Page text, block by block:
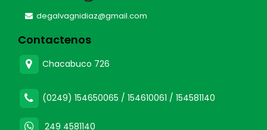
degalvagnidiaz@gmail.com
Contactenos
Chacabuco 726
(0249) 154650065 / 154610061 / 154581140
249 4581140